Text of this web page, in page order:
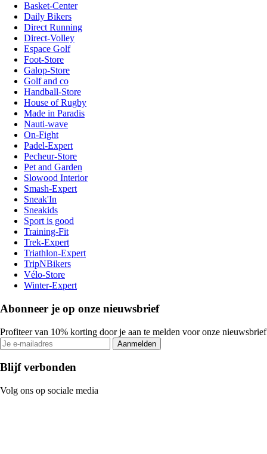
Basket-Center
Daily Bikers
Direct Running
Direct-Volley
Espace Golf
Foot-Store
Galop-Store
Golf and co
Handball-Store
House of Rugby
Made in Paradis
Nauti-wave
On-Fight
Padel-Expert
Pecheur-Store
Pet and Garden
Slowood Interior
Smash-Expert
Sneak'In
Sneakids
Sport is good
Training-Fit
Trek-Expert
Triathlon-Expert
TripNBikers
Vélo-Store
Winter-Expert
Abonneer je op onze nieuwsbrief
Profiteer van 10% korting door je aan te melden voor onze nieuwsbrief
Aanmelden
Blijf verbonden
Volg ons op sociale media